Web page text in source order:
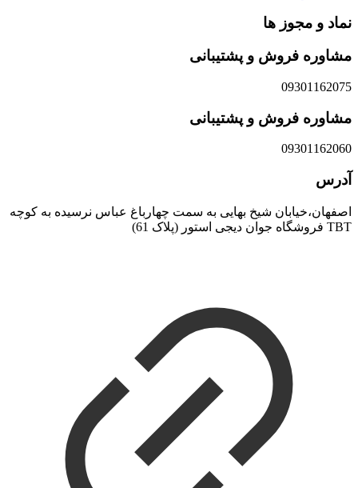
نماد و مجوز ها
مشاوره فروش و پشتیبانی
09301162075
مشاوره فروش و پشتیبانی
09301162060
آدرس
اصفهان،خیابان شیخ بهایی به سمت چهارباغ عباس نرسیده به کوچه
TBT فروشگاه جوان دیجی استور (پلاک 61)